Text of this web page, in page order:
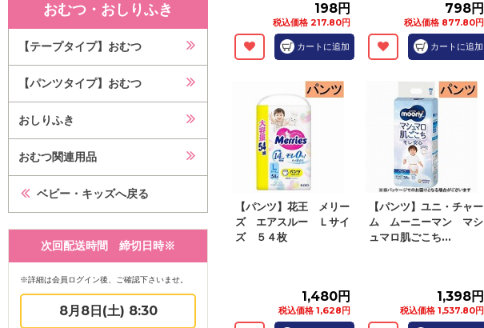
おむつ・おしりふき
【テープタイプ】おむつ
【パンツタイプ】おむつ
おしりふき
おむつ関連用品
ベビー・キッズへ戻る
次回配送時間 締切日時※
※詳細は会員ログイン後、ご確認下さいませ。
8月8日(土) 8:30
198円
税込価格 217.80円
カートに追加
798円
税込価格 877.80円
カートに追加
【パンツ】花王 メリー
ズ エアスルー Ｌサイ
ズ ５４枚
1,480円
税込価格 1,628円
【パンツ】ユニ・チャー
ム ムーニーマン マシ
ュマロ肌ごこち...
1,398円
税込価格 1,537.80円